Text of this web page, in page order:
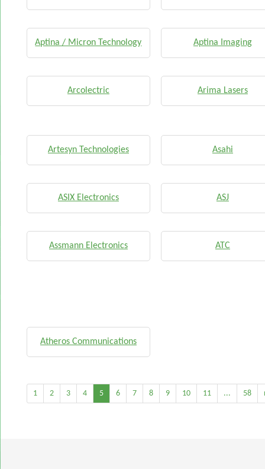
Aptina / Micron Technology Aptina Imaging
Arcolectric Arima Lasers
Artesyn Technologies Asahi
ASIX Electronics ASJ
Assmann Electronics ATC
Atheros Communications
1 2 3 4 5 6 7 8 9 10 11 ... 58